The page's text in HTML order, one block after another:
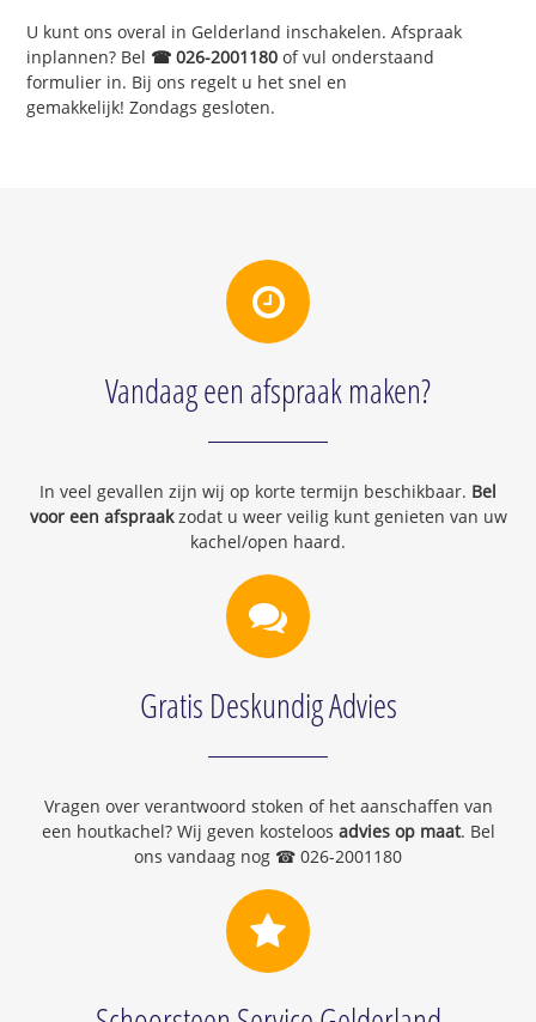
U kunt ons overal in Gelderland inschakelen. Afspraak
inplannen? Bel ☎ 026-2001180 of vul onderstaand
formulier in. Bij ons regelt u het snel en
gemakkelijk! Zondags gesloten.
Vandaag een afspraak maken?
In veel gevallen zijn wij op korte termijn beschikbaar. Bel
voor een afspraakzodat u weer veilig kunt genieten van uw
kachel/open haard.
Gratis Deskundig Advies
Vragen over verantwoord stoken of het aanschaffen van
een houtkachel? Wij geven kosteloos advies op maat. Bel
ons vandaag nog ☎ 026-2001180